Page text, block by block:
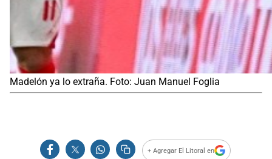
Madelón ya lo extraña. Foto: Juan Manuel Foglia
+ Agregar El Litoral en